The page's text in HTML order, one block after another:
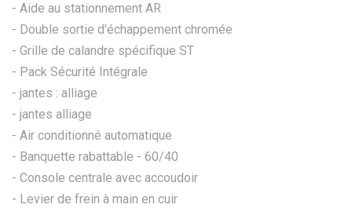
- Aide au stationnement AR
- Double sortie d'échappement chromée
- Grille de calandre spécifique ST
- Pack Sécurité Intégrale
- jantes : alliage
- jantes alliage
- Air conditionné automatique
- Banquette rabattable - 60/40
- Console centrale avec accoudoir
- Levier de frein à main en cuir